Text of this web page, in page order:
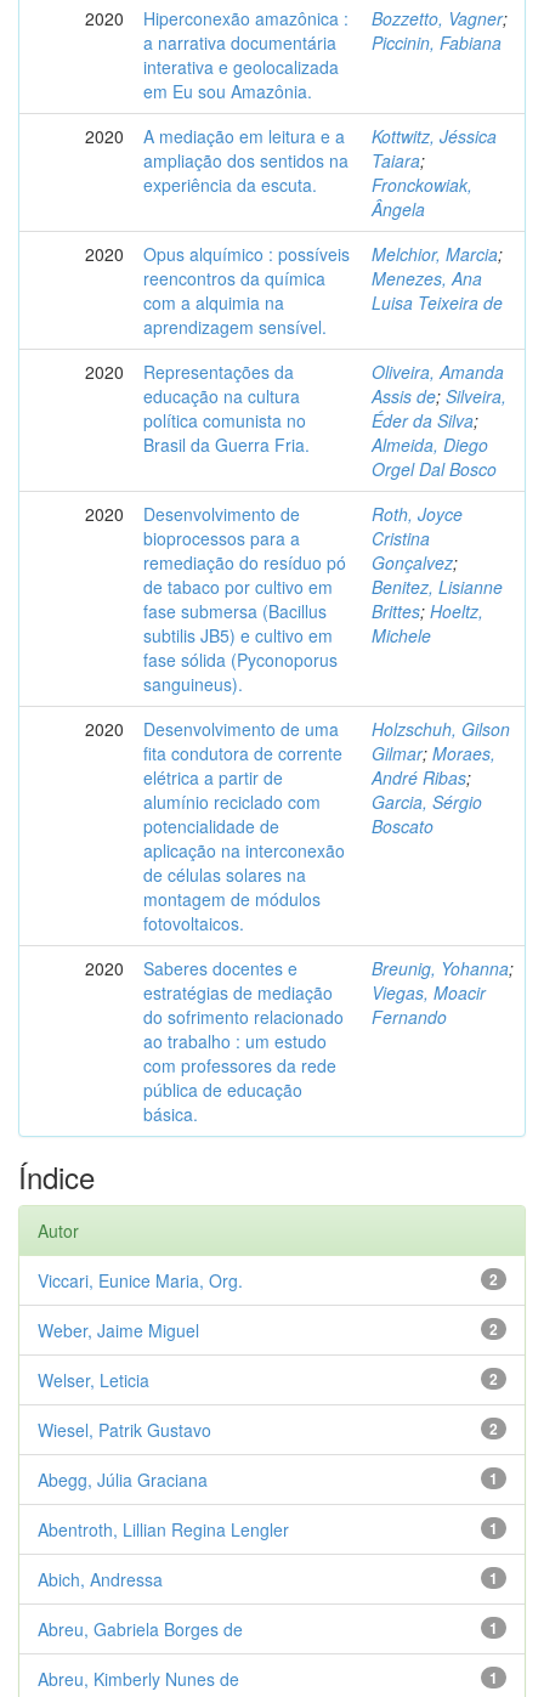
2020
Hiperconexão amazônica :
a narrativa documentária
interativa e geolocalizada
em Eu sou Amazônia.
Bozzetto, Vagner;
Piccinin, Fabiana
2020
A mediação em leitura e a
ampliação dos sentidos na
experiência da escuta.
Kottwitz, Jéssica
Taiara;
Fronckowiak,
Ângela
2020
Opus alquímico : possíveis
reencontros da química
com a alquimia na
aprendizagem sensível.
Melchior, Marcia;
Menezes, Ana
Luisa Teixeira de
2020
Representações da
educação na cultura
política comunista no
Brasil da Guerra Fria.
Oliveira, Amanda
Assis de; Silveira,
Éder da Silva;
Almeida, Diego
Orgel Dal Bosco
2020
Desenvolvimento de
bioprocessos para a
remediação do resíduo pó
de tabaco por cultivo em
fase submersa (Bacillus
subtilis JB5) e cultivo em
fase sólida (Pyconoporus
sanguineus).
Roth, Joyce
Cristina
Gonçalvez;
Benitez, Lisianne
Brittes; Hoeltz,
Michele
2020
Desenvolvimento de uma
fita condutora de corrente
elétrica a partir de
alumínio reciclado com
potencialidade de
aplicação na interconexão
de células solares na
montagem de módulos
fotovoltaicos.
Holzschuh, Gilson
Gilmar; Moraes,
André Ribas;
Garcia, Sérgio
Boscato
2020
Saberes docentes e
estratégias de mediação
do sofrimento relacionado
ao trabalho : um estudo
com professores da rede
pública de educação
básica.
Breunig, Yohanna;
Viegas, Moacir
Fernando
Índice
Autor
2
Viccari, Eunice Maria, Org.
2
Weber, Jaime Miguel
2
Welser, Leticia
2
Wiesel, Patrik Gustavo
1
Abegg, Júlia Graciana
1
Abentroth, Lillian Regina Lengler
1
Abich, Andressa
1
Abreu, Gabriela Borges de
1
Abreu, Kimberly Nunes de